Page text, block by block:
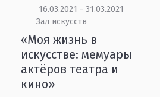
16.03.2021 - 31.03.2021
Зал искусств
«Моя жизнь в
искусстве: мемуары
актёров театра и
кино»